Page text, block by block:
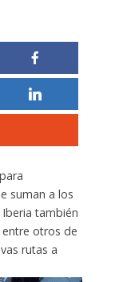
suman a los
también
otros de
rutas a